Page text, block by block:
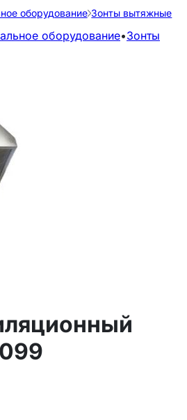
оборудование Зонты вытяжные
оборудование•Зонты